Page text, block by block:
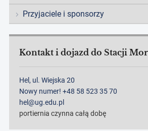
Przyjaciele i sponsorzy
Kontakt i dojazd do Stacji
Hel, ul. Wiejska 20
Nowy numer! +48 58 523 35 70
hel@ug.edu.pl
portiernia czynna całą dobę